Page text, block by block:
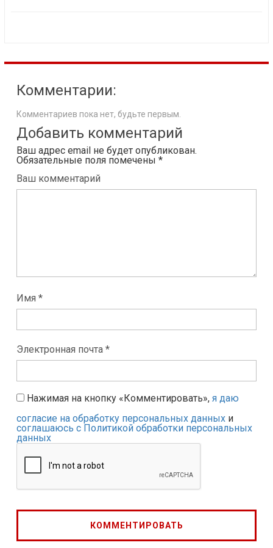
Комментарии:
Комментариев пока нет, будьте первым.
Добавить комментарий
Ваш адрес email не будет опубликован.
Обязательные поля помечены *
Ваш комментарий
Имя *
Электронная почта *
Нажимая на кнопку «Комментировать», я даю
согласие на обработку персональных данных и
соглашаюсь с Политикой обработки персональных
данных